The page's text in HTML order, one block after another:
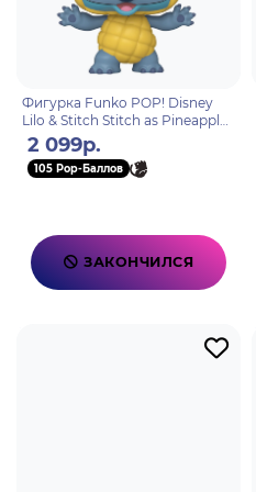
Фигурка Funko POP! Disney
Lilo & Stitch Stitch as Pineapple
(SC) (Exc) (1570) 87208
2 099р.
105 Pop-Баллов
ЗАКОНЧИЛСЯ